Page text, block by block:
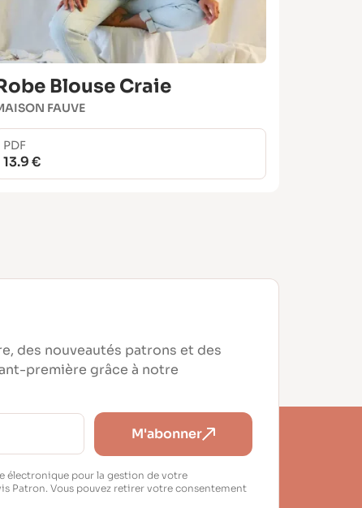
Blouse Craie
FAUVE
PDF
13.9 €
des nouveautés patrons et des
première grâce à notre
M'abonner
électronique pour la gestion de votre
Patron. Vous pouvez retirer votre consentement